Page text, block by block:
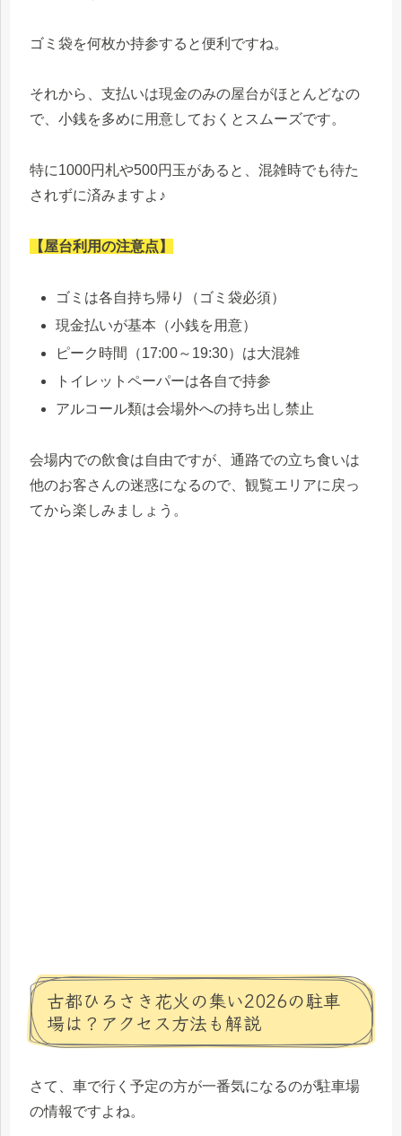
ゴミ袋を何枚か持参すると便利ですね。
それから、支払いは現金のみの屋台がほとんどなの
で、小銭を多めに用意しておくとスムーズです。
特に1000円札や500円玉があると、混雑時でも待た
されずに済みますよ♪
【屋台利用の注意点】
ゴミは各自持ち帰り（ゴミ袋必須）
現金払いが基本（小銭を用意）
ピーク時間（17:00～19:30）は大混雑
トイレットペーパーは各自で持参
アルコール類は会場外への持ち出し禁止
会場内での飲食は自由ですが、通路での立ち食いは
他のお客さんの迷惑になるので、観覧エリアに戻っ
てから楽しみましょう。
古都ひろさき花火の集い2026の駐車
場は？アクセス方法も解説
さて、車で行く予定の方が一番気になるのが駐車場
の情報ですよね。